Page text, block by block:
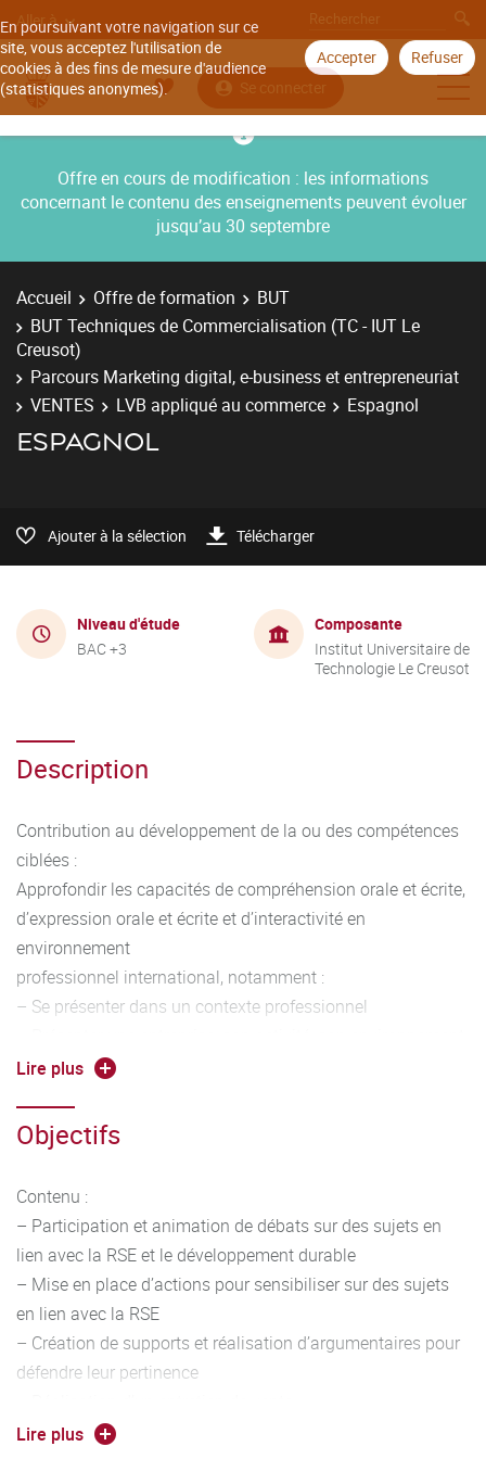
En poursuivant votre navigation sur ce
site, vous acceptez l'utilisation de
cookies à des fins de mesure d'audience
(statistiques anonymes).
Accepter Refuser
Aller à
Se connecter
Offre en cours de modification : les informations
concernant le contenu des enseignements peuvent évoluer
jusqu’au 30 septembre
Accueil Offre de formation
BUT
BUT Techniques de Commercialisation (TC - IUT Le
Creusot)
Parcours Marketing digital, e-business et entrepreneuriat
VENTES
LVB appliqué au commerce Espagnol
ESPAGNOL
Ajouter à la sélection Télécharger
Niveau d'étude
BAC +3
Composante
Institut Universitaire de
Technologie Le Creusot
Description
Contribution au développement de la ou des compétences
ciblées :
Approfondir les capacités de compréhension orale et écrite,
d’expression orale et écrite et d’interactivité en
environnement
professionnel international, notamment :
– Se présenter dans un contexte professionnel
– S’exprimer de façon construite et argumentée dans un
– Interagir en situation professionnelle, en adaptant les
registres de langue à la situation.
Lire plus
Objectifs
Contenu :
– Participation et animation de débats sur des sujets en
lien avec la RSE et le développement durable
– Mise en place d’actions pour sensibiliser sur des sujets
en lien avec la RSE
– Création de supports et réalisation d’argumentaires pour
défendre leur pertinence
Outils linguistiques :
Lire plus